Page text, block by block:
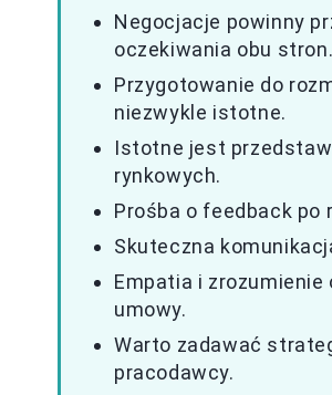
Negocjacje powinny
oczekiwania obu stron.
Przygotowanie do
niezwykle istotne.
Istotne jest
rynkowych.
Prośba o feedback po
Skuteczna
Empatia i
umowy.
Warto zadawać
pracodawcy.